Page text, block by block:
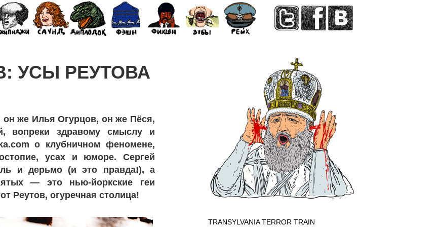
УСЫ РЕУТОВА
же Илья Огурцов, он же Пёся,
вопреки здравому смыслу и
о клубничном феномене,
усах и юморе. Сергей
и дерьмо (и это правда!), а
— это нью-йоркские геи
Реутов, огуречная столица!
TRANSYLVANIA TERROR TRAIN